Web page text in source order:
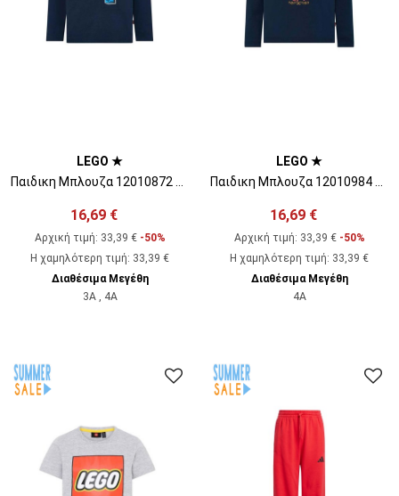
LEGO ★
16,69 €
Αρχική τιμή: 33,39 € -50%
Η χαμηλότερη τιμή: 33,39 €
Διαθέσιμα Μεγέθη
3A , 4A
LEGO ★
16,69 €
Αρχική τιμή: 33,39 € -50%
Η χαμηλότερη τιμή: 33,39 €
Διαθέσιμα Μεγέθη
4A